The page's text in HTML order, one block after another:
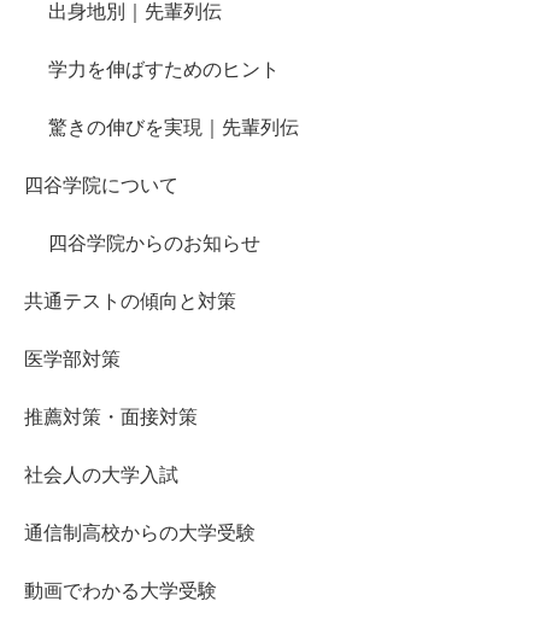
出身地別｜先輩列伝
学力を伸ばすためのヒント
驚きの伸びを実現｜先輩列伝
四谷学院について
四谷学院からのお知らせ
共通テストの傾向と対策
医学部対策
推薦対策・面接対策
社会人の大学入試
通信制高校からの大学受験
動画でわかる大学受験